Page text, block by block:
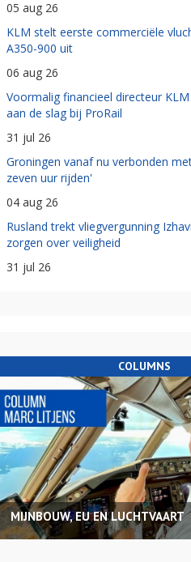
05 aug 26
KLM stelt eerste commerciële
A350-900 uit
06 aug 26
Voormalig financieel directeur
aan de slag bij ProRail
31 jul 26
Groningen vanaf nu verbonden
zeven uur rijden'
04 aug 26
Rusland trekt vliegvergunning
zorgen over veiligheid
31 jul 26
COLUMNS
MIJNBOUW, EU EN LUCHTVAART